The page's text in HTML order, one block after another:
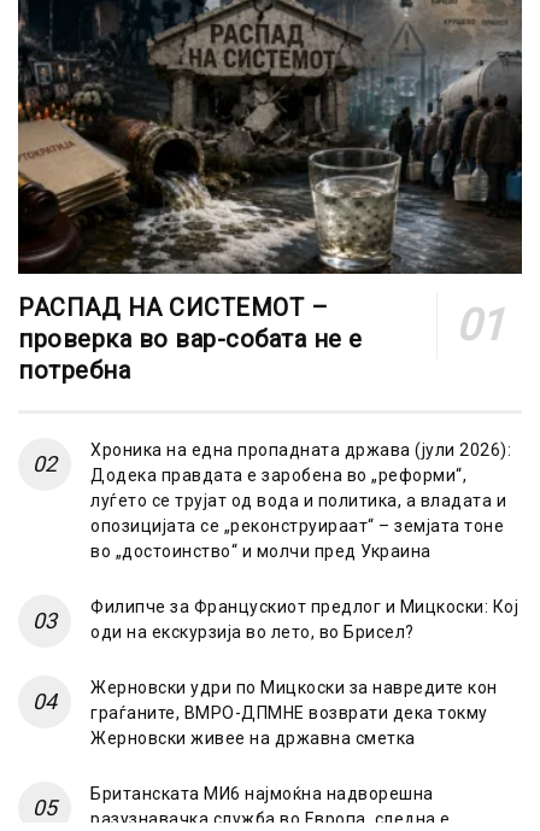
РАСПАД НА СИСТЕМОТ –
проверка во вар-собата не е
потребна
Хроника на една пропадната држава (јули 2026):
Додека правдата е заробена во „реформи“,
луѓето се трујат од вода и политика, а владата и
опозицијата се „реконструираат“ – земјата тоне
во „достоинство“ и молчи пред Украина
Филипче за Францускиот предлог и Мицкоски: Кој
оди на екскурзија во лето, во Брисел?
Жерновски удри по Мицкоски за навредите кон
граѓаните, ВМРО-ДПМНЕ возврати дека токму
Жерновски живее на државна сметка
Британската МИ6 најмоќна надворешна
разузнавачка служба во Европа, следна е